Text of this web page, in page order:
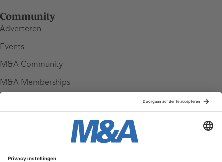
Community
Adverteren
Events
M&A Community
M&A Memberships